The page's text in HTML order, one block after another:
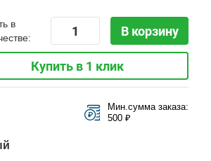
в
В корзину
Купить в 1 клик
Мин.сумма заказа:
500 ₽